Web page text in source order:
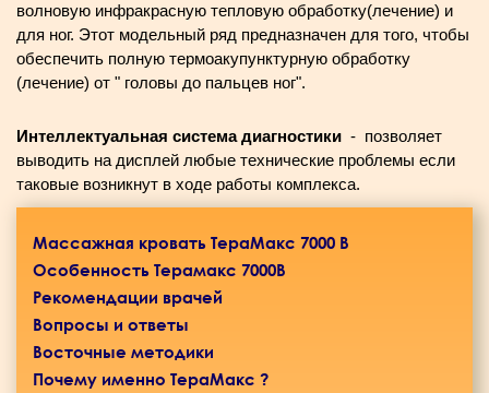
волновую инфракрасную тепловую обработку(лечение) и
для ног. Этот модельный ряд предназначен для того, чтобы
обеспечить полную термоакупунктурную обработку
(лечение) от " головы до пальцев ног".
Интеллектуальная система диагностики - позволяет
выводить на дисплей любые технические проблемы если
таковые возникнут в ходе работы комплекса.
Массажная кровать ТераМакс 7000 B
Особенность Терамакс 7000B
Рекомендации врачей
Вопросы и ответы
Восточные методики
Почему именно TераМакс ?